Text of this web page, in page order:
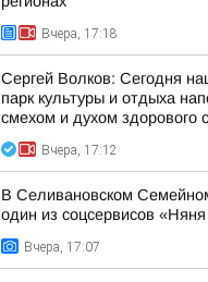
Вчера, 17:18
Сергей Волков: Сегодня
парк культуры и отдыха
смехом и духом здорового
Вчера, 17:12
В Селивановском
один из соцсервисов
Вчера, 17:07